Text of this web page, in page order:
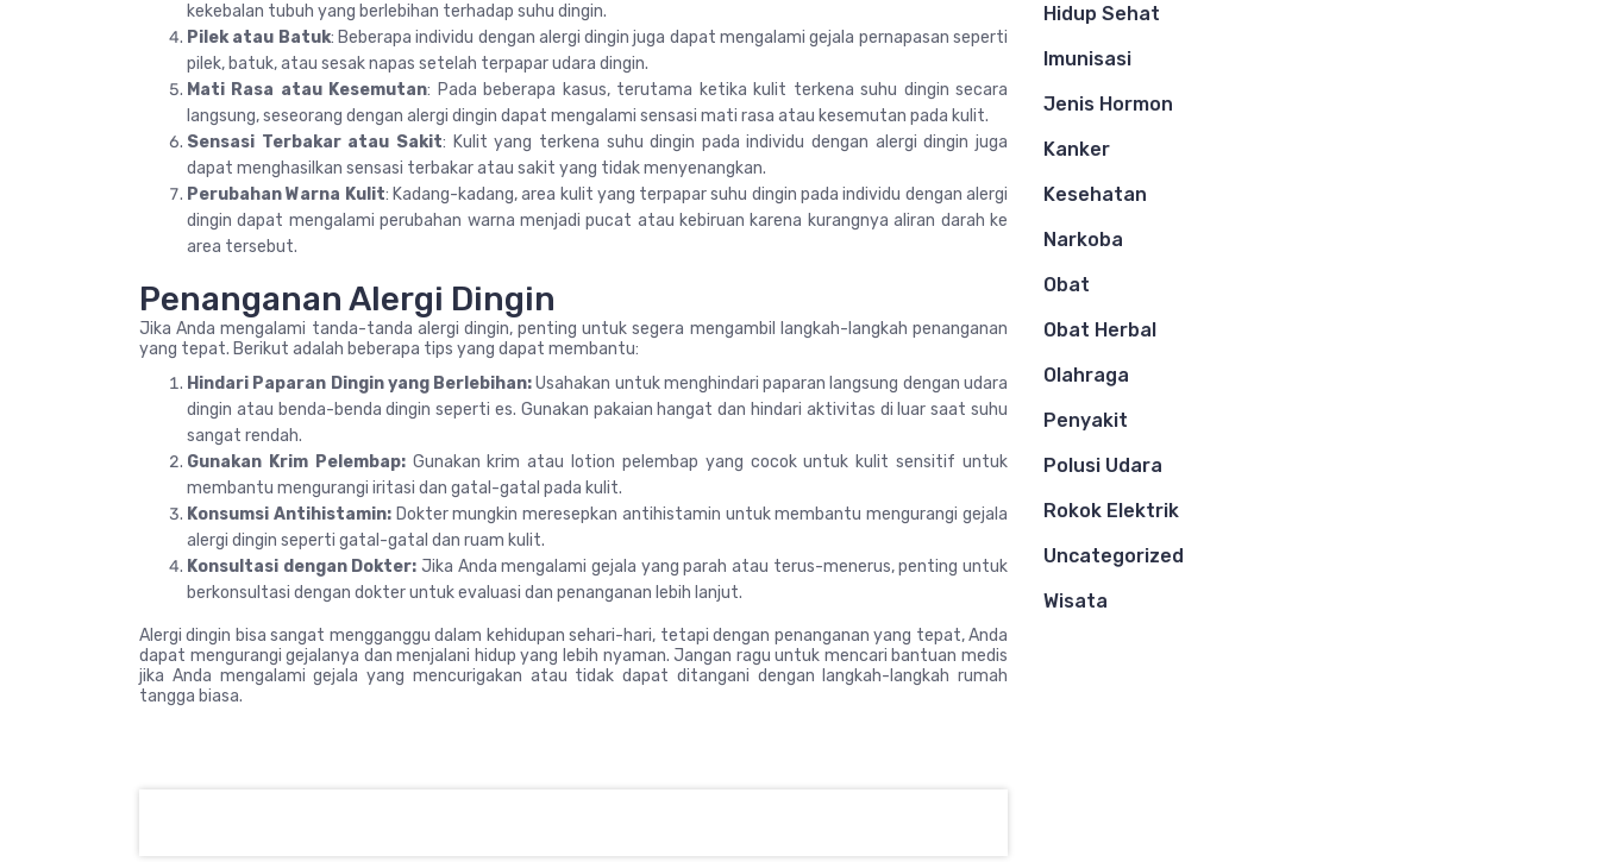
kekebalan tubuh yang berlebihan terhadap suhu dingin.
Pilek atau Batuk: Beberapa individu dengan alergi dingin juga dapat mengalami gejala pernapasan seperti
pilek, batuk, atau sesak napas setelah terpapar udara dingin.
Mati Rasa atau Kesemutan: Pada beberapa kasus, terutama ketika kulit terkena suhu dingin secara
langsung, seseorang dengan alergi dingin dapat mengalami sensasi mati rasa atau kesemutan pada kulit.
Sensasi Terbakar atau Sakit: Kulit yang terkena suhu dingin pada individu dengan alergi dingin juga
dapat menghasilkan sensasi terbakar atau sakit yang tidak menyenangkan.
Perubahan Warna Kulit: Kadang-kadang, area kulit yang terpapar suhu dingin pada individu dengan alergi
dingin dapat mengalami perubahan warna menjadi pucat atau kebiruan karena kurangnya aliran darah ke
area tersebut.
Penanganan Alergi Dingin
Jika Anda mengalami tanda-tanda alergi dingin, penting untuk segera mengambil langkah-langkah penanganan
yang tepat. Berikut adalah beberapa tips yang dapat membantu:
Hindari Paparan Dingin yang Berlebihan:Usahakan untuk menghindari paparan langsung dengan udara
dingin atau benda-benda dingin seperti es. Gunakan pakaian hangat dan hindari aktivitas di luar saat suhu
sangat rendah.
Gunakan Krim Pelembap:Gunakan krim atau lotion pelembap yang cocok untuk kulit sensitif untuk
membantu mengurangi iritasi dan gatal-gatal pada kulit.
Konsumsi Antihistamin:Dokter mungkin meresepkan antihistamin untuk membantu mengurangi gejala
alergi dingin seperti gatal-gatal dan ruam kulit.
Konsultasi dengan Dokter: Jika Anda mengalami gejala yang parah atau terus-menerus, penting untuk
berkonsultasi dengan dokter untuk evaluasi dan penanganan lebih lanjut.
Alergi dingin bisa sangat mengganggu dalam kehidupan sehari-hari, tetapi dengan penanganan yang tepat, Anda
dapat mengurangi gejalanya dan menjalani hidup yang lebih nyaman. Jangan ragu untuk mencari bantuan medis
jika Anda mengalami gejala yang mencurigakan atau tidak dapat ditangani dengan langkah-langkah rumah
tangga biasa.
Hidup Sehat
Imunisasi
Jenis Hormon
Kanker
Kesehatan
Narkoba
Obat
Obat Herbal
Olahraga
Penyakit
Polusi Udara
Rokok Elektrik
Uncategorized
Wisata